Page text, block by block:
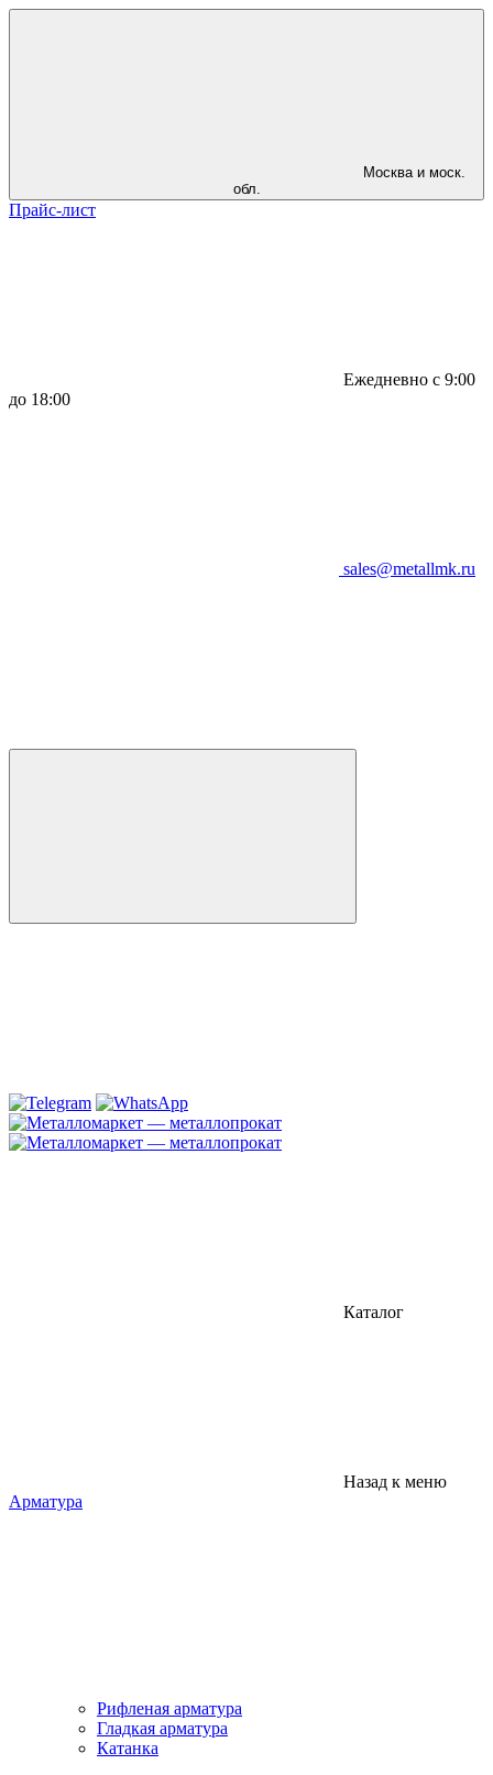
Москва и моск.
обл.
Прайс-лист
Ежедневно с 9:00
до 18:00
sales@metallmk.ru
Каталог
Назад к меню
Арматура
Рифленая арматура
Гладкая арматура
Катанка